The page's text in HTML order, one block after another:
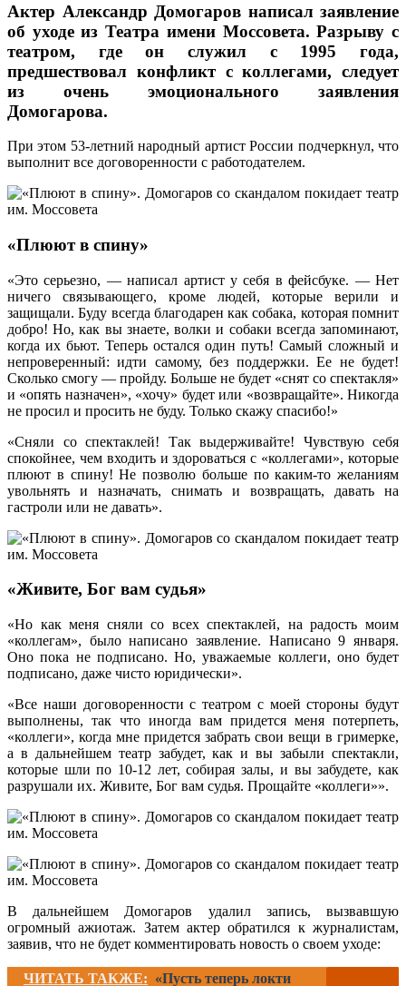
Актер Александр Домогаров написал заявление
об уходе из Театра имени Моссовета. Разрыву с
театром, где он служил с 1995 года,
предшествовал конфликт с коллегами, следует
из очень эмоционального заявления
Домогарова.
При этом 53-летний народный артист России подчеркнул, что
выполнит все договоренности с работодателем.
«Плюют в спину»
«Это серьезно, — написал артист у себя в фейсбуке. — Нет
ничего связывающего, кроме людей, которые верили и
защищали. Буду всегда благодарен как собака, которая помнит
добро! Но, как вы знаете, волки и собаки всегда запоминают,
когда их бьют. Теперь остался один путь! Самый сложный и
непроверенный: идти самому, без поддержки. Ее не будет!
Сколько смогу — пройду. Больше не будет «снят со спектакля»
и «опять назначен», «хочу» будет или «возвращайте». Никогда
не просил и просить не буду. Только скажу спасибо!»
«Сняли со спектаклей! Так выдерживайте! Чувствую себя
спокойнее, чем входить и здороваться с «коллегами», которые
плюют в спину! Не позволю больше по каким-то желаниям
увольнять и назначать, снимать и возвращать, давать на
гастроли или не давать».
«Живите, Бог вам судья»
«Но как меня сняли со всех спектаклей, на радость моим
«коллегам», было написано заявление. Написано 9 января.
Оно пока не подписано. Но, уважаемые коллеги, оно будет
подписано, даже чисто юридически».
«Все наши договоренности с театром с моей стороны будут
выполнены, так что иногда вам придется меня потерпеть,
«коллеги», когда мне придется забрать свои вещи в гримерке,
а в дальнейшем театр забудет, как и вы забыли спектакли,
которые шли по 10-12 лет, собирая залы, и вы забудете, как
разрушали их. Живите, Бог вам судья. Прощайте «коллеги»».
В дальнейшем Домогаров удалил запись, вызвавшую
огромный ажиотаж. Затем актер обратился к журналистам,
заявив, что не будет комментировать новость о своем уходе:
ЧИТАТЬ ТАКЖЕ: «Пусть теперь локти